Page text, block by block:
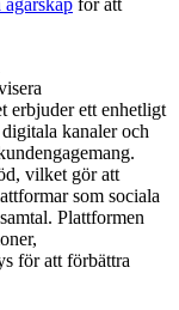
erbjuder ett enhetligt
kanaler och
vilket gör att
som sociala
Plattformen
för att förbättra